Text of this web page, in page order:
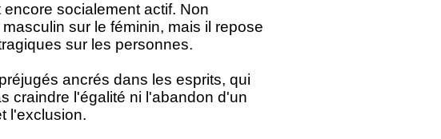
socialement actif. Non
sur le féminin, mais il repose
sur les personnes.
ancrés dans les esprits, qui
craindre l'égalité ni l'abandon d'un
l'exclusion.